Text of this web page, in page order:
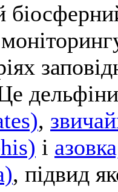
Це
,
і
, підвид